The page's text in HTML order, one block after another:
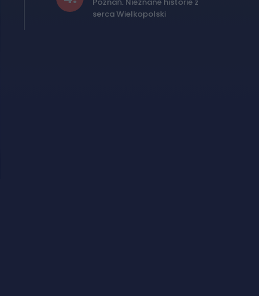
serca Wielkopolski